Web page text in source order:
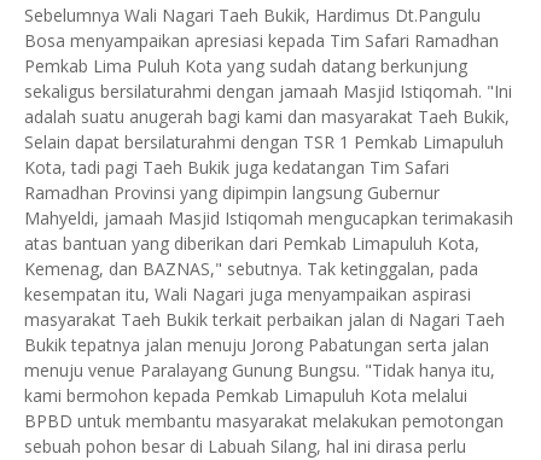
Sebelumnya Wali Nagari Taeh Bukik, Hardimus Dt.Pangulu
Bosa menyampaikan apresiasi kepada Tim Safari Ramadhan
Pemkab Lima Puluh Kota yang sudah datang berkunjung
sekaligus bersilaturahmi dengan jamaah Masjid Istiqomah. "Ini
adalah suatu anugerah bagi kami dan masyarakat Taeh Bukik,
Selain dapat bersilaturahmi dengan TSR 1 Pemkab Limapuluh
Kota, tadi pagi Taeh Bukik juga kedatangan Tim Safari
Ramadhan Provinsi yang dipimpin langsung Gubernur
Mahyeldi, jamaah Masjid Istiqomah mengucapkan terimakasih
atas bantuan yang diberikan dari Pemkab Limapuluh Kota,
Kemenag, dan BAZNAS," sebutnya. Tak ketinggalan, pada
kesempatan itu, Wali Nagari juga menyampaikan aspirasi
masyarakat Taeh Bukik terkait perbaikan jalan di Nagari Taeh
Bukik tepatnya jalan menuju Jorong Pabatungan serta jalan
menuju venue Paralayang Gunung Bungsu. "Tidak hanya itu,
kami bermohon kepada Pemkab Limapuluh Kota melalui
BPBD untuk membantu masyarakat melakukan pemotongan
sebuah pohon besar di Labuah Silang, hal ini dirasa perlu